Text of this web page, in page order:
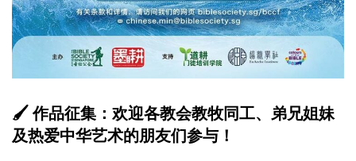
🖌作品征集：欢迎各教会教牧同工、弟兄姐妹
及热爱中华艺术的朋友们参与！